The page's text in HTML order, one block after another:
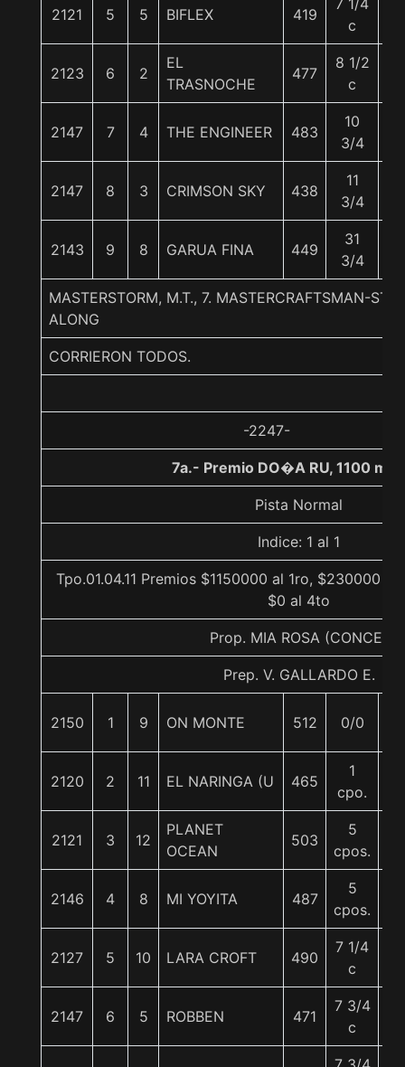
2121 5 5 BIFLEX 419
7 1/4
c
2123 6 2
EL
TRASNOCHE
477
8 1/2
c
2147 7 4 THE ENGINEER 483
10
3/4
2147 8 3 CRIMSON SKY 438
11
3/4
2143 9 8 GARUA FINA 449
31
3/4
MASTERSTORM, M.T., 7. MASTERCRAFTSMAN-
ALONG
CORRIERON TODOS.
-2247-
7a.- Premio DO�A RU, 1100
Pista Normal
Indice: 1 al 1
Tpo.01.04.11 Premios $1150000 al 1ro, $230000
$0 al 4to
Prop. MIA ROSA (CONCE)
Prep. V. GALLARDO E.
2150 1 9 ON MONTE 512 0/0
2120 2 11 EL NARINGA (U 465
1
cpo.
2121 3 12
PLANET
OCEAN
503
5
cpos.
2146 4 8 MI YOYITA 487
5
cpos.
2127 5 10 LARA CROFT 490
7 1/4
c
2147 6 5 ROBBEN 471
7 3/4
c